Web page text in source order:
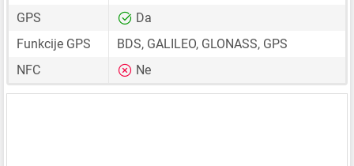
GPS
Da
Funkcije GPS
BDS, GALILEO, GLONASS, GPS
NFC
Ne